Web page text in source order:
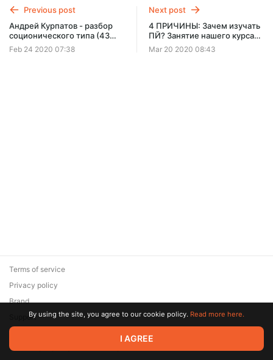
(45 минут)
При покупке поста скидка 1000 р. на курс по соционике в
течение недели.
UNLOCK POST
Previous post
Андрей Курпатов - разбор
соционического типа (43
минуты)
Feb 24 2020 07:38
Next post
4 ПРИЧИНЫ: Зачем изучать
ПЙ? Занятие нашего курса
(28 минут)
Mar 20 2020 08:43
© 2026 Zaya Solutions Limited. All rights reserved. All trademarks
are the property of their respective owners.
Terms of service
Privacy policy
Brand
SupportBy using the site, you agree to our cookie policy. Read more here.
I AGREE